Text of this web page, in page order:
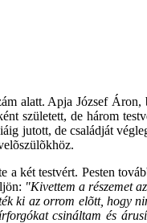
alatt. Apja József
született, de három
jutott, de családját
két testvért. Pesten
"Kivettem a részemet
ki az orrom elõtt, hogy
csináltam és